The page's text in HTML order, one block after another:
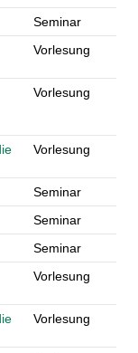
Seminar
Vorlesung
Vorlesung
Vorlesung
Seminar
Seminar
Seminar
Vorlesung
Vorlesung